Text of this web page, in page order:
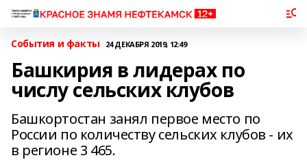
События и факты 24 ДЕКАБРЯ 2019, 12:49
Башкирия в лидерах по
числу сельских клубов
Башкортостан занял первое место по
России по количеству сельских клубов - их
в регионе 3 465.